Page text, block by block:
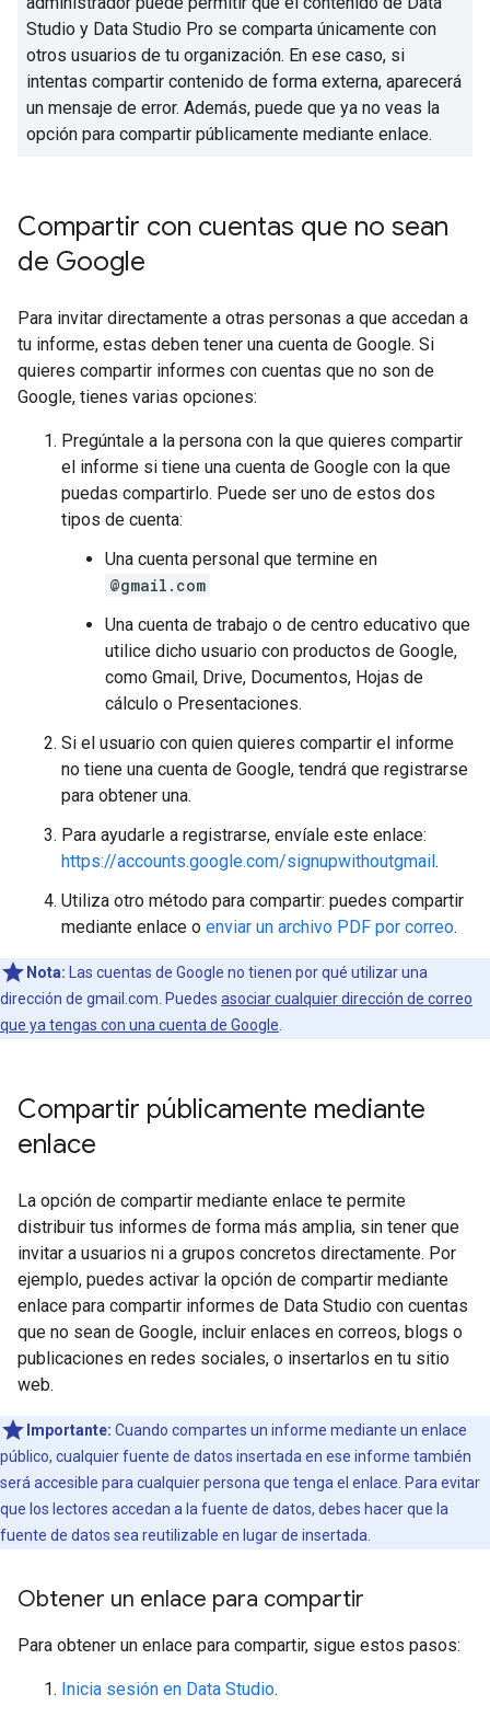
Studio y Data Studio Pro se comparta únicamente con
otros usuarios de tu organización. En ese caso, si
intentas compartir contenido de forma externa, aparecerá
un mensaje de error. Además, puede que ya no veas la
opción para compartir públicamente mediante enlace.
Compartir con cuentas que no sean
de Google
Para invitar directamente a otras personas a que accedan a
tu informe, estas deben tener una cuenta de Google. Si
quieres compartir informes con cuentas que no son de
Google, tienes varias opciones:
Pregúntale a la persona con la que quieres compartir
el informe si tiene una cuenta de Google con la que
puedas compartirlo. Puede ser uno de estos dos
tipos de cuenta:
Una cuenta personal que termine en
@gmail.com
Una cuenta de trabajo o de centro educativo que
utilice dicho usuario con productos de Google,
como Gmail, Drive, Documentos, Hojas de
cálculo o Presentaciones.
Si el usuario con quien quieres compartir el informe
no tiene una cuenta de Google, tendrá que registrarse
para obtener una.
Para ayudarle a registrarse, envíale este enlace:
https://accounts.google.com/signupwithoutgmail.
Utiliza otro método para compartir: puedes compartir
mediante enlace o enviar un archivo PDF por correo.
Nota: Las cuentas de Google no tienen por qué utilizar una
dirección de gmail.com. Puedes asociar cualquier dirección de correo
que ya tengas con una cuenta de Google
Compartir públicamente mediante
enlace
La opción de compartir mediante enlace te permite
distribuir tus informes de forma más amplia, sin tener que
invitar a usuarios ni a grupos concretos directamente. Por
ejemplo, puedes activar la opción de compartir mediante
enlace para compartir informes de Data Studio con cuentas
que no sean de Google, incluir enlaces en correos, blogs o
publicaciones en redes sociales, o insertarlos en tu sitio
web.
Importante: Cuando compartes un informe mediante un enlace
público, cualquier fuente de datos insertada en ese informe también
será accesible para cualquier persona que tenga el enlace. Para evitar
que los lectores accedan a la fuente de datos, debes hacer que la
fuente de datos sea reutilizable en lugar de insertada.
Obtener un enlace para compartir
Para obtener un enlace para compartir, sigue estos pasos:
Inicia sesión en Data Studio.